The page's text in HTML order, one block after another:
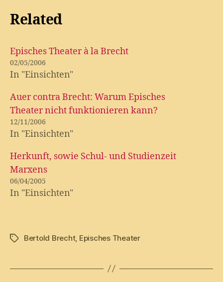
Related
Episches Theater à la Brecht
02/05/2006
In "Einsichten"
Auer contra Brecht: Warum Episches
Theater nicht funktionieren kann?
12/11/2006
In "Einsichten"
Herkunft, sowie Schul- und Studienzeit
Marxens
06/04/2005
In "Einsichten"
TagsBertold Brecht, Episches Theater